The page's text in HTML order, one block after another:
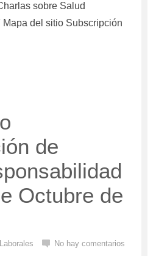
sobre Salud
del sitio Subscripción
de
Octubre de
No hay comentarios